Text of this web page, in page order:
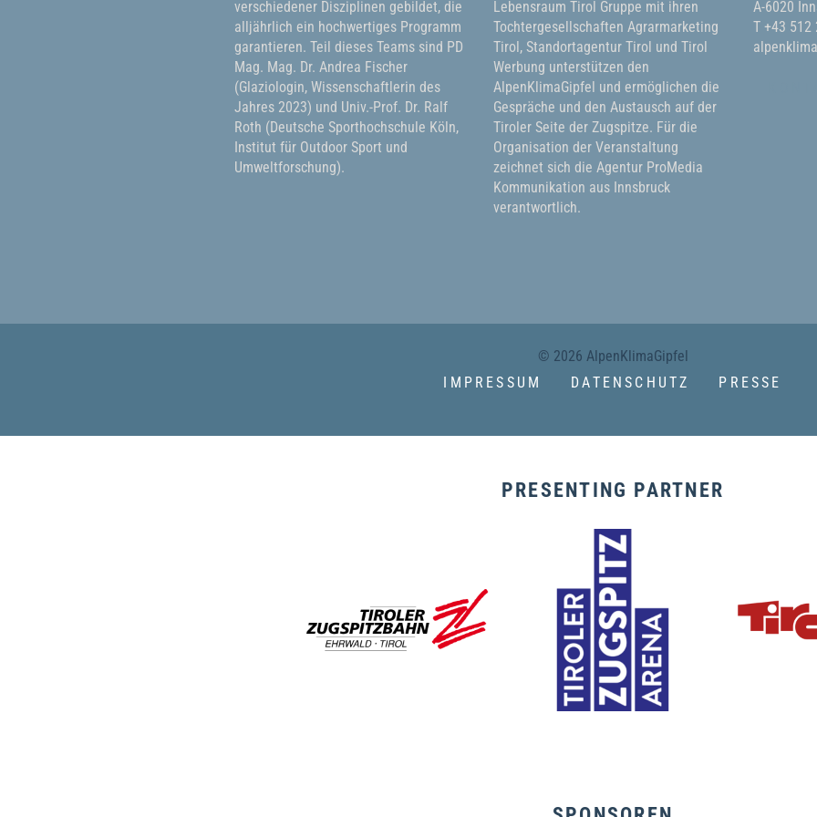
verschiedener Disziplinen gebildet, die
alljährlich ein hochwertiges Programm
garantieren. Teil dieses Teams sind PD
Mag. Mag. Dr. Andrea Fischer
(Glaziologin, Wissenschaftlerin des
Jahres 2023) und Univ.-Prof. Dr. Ralf
Roth (Deutsche Sporthochschule Köln,
Institut für Outdoor Sport und
Umweltforschung).
Lebensraum Tirol Gruppe mit ihren
Tochtergesellschaften Agrarmarketing
Tirol, Standortagentur Tirol und Tirol
Werbung unterstützen den
AlpenKlimaGipfel und ermöglichen die
Gespräche und den Austausch auf der
Tiroler Seite der Zugspitze. Für die
Organisation der Veranstaltung
zeichnet sich die Agentur ProMedia
Kommunikation aus Innsbruck
verantwortlich.
A-6020
T +43 512
© 2026 AlpenKlimaGipfel
IMPRESSUM
DATENSCHUTZ PRESSE
PRESENTING PARTNER